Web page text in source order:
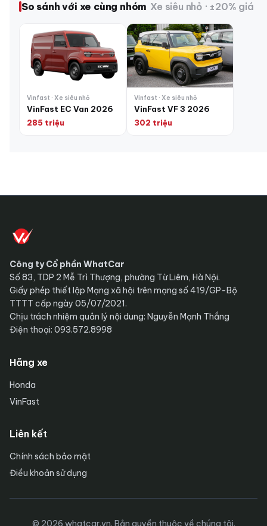
So sánh với xe cùng nhóm Xe siêu nhỏ · ±20% giá
Vinfast · Xe siêu nhỏ
VinFast EC Van 2026
285 triệu
Vinfast · Xe siêu nhỏ
VinFast VF 3 2026
302 triệu
Công ty Cổ phần WhatCar
Số 83, TDP 2 Mễ Trì Thượng, phường Từ Liêm, Hà Nội.
Giấy phép thiết lập Mạng xã hội trên mạng số 419/GP-Bộ
TTTT cấp ngày 05/07/2021.
Chịu trách nhiệm quản lý nội dung: Nguyễn Mạnh Thắng
Điện thoại: 093.572.8998
Hãng xe
Honda
VinFast
Liên kết
Chính sách bảo mật
Điều khoản sử dụng
© 2026 whatcar.vn. Bản quyền thuộc về chúng tôi.